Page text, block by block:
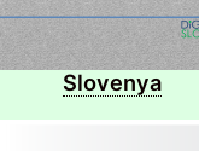
Slovenya